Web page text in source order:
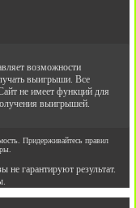
возможности
выигрыши. Все
не имеет функций для
выигрышей.
Придерживайтесь правил
гарантируют результат.